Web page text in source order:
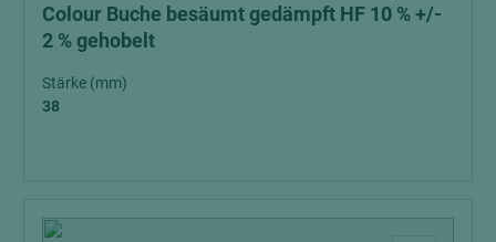
Colour Buche besäumt gedämpft HF 10 % +/-
2 % gehobelt
Stärke (mm)
38